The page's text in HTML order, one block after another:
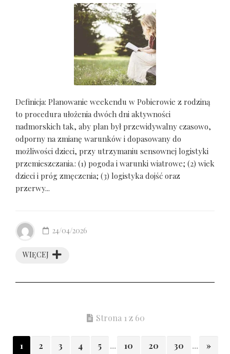
Definicja: Planowanie weekendu w Pobierowie z rodziną
to procedura ułożenia dwóch dni aktywności
nadmorskich tak, aby plan był przewidywalny czasowo,
odporny na zmianę warunków i dopasowany do
możliwości dzieci, przy utrzymaniu sensownej logistyki
przemieszczania.: (1) pogoda i warunki wiatrowe; (2) wiek
dzieci i próg zmęczenia; (3) logistyka dojść oraz
przerwy...
WIĘCEJ
24/04/2026
Strona 1 z 60
1 2 3 4 5 ... 10 20 30 ... »